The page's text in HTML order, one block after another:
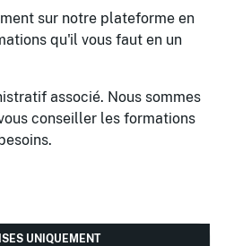
sur notre plateforme en
qu'il vous faut en un
associé. Nous sommes
conseiller les formations
UNIQUEMENT